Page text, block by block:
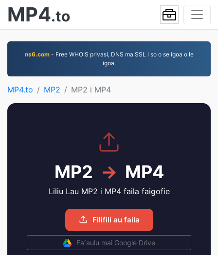
MP4.to
ns6.com- Free WHOIS privasi, DNS ma SSL i so o se igoa o le
igoa.
MP4.to MP2 MP2 i MP4
MP2 → MP4
Liliu Lau MP2 i MP4 faila faigofie
Filifili au faila
Faʻaulu mai Google Drive